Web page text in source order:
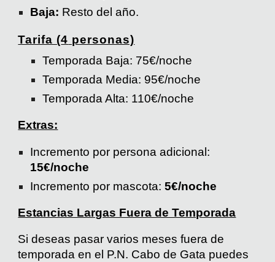
Baja: Resto del año.
Tarifa (4 personas)
Temporada Baja: 75€/noche
Temporada Media: 95€/noche
Temporada Alta: 110€/noche
Extras:
Incremento por persona adicional:
15€/noche
Incremento por mascota:5€/noche
Estancias Largas Fuera de Temporada
Si deseas pasar varios meses fuera de
temporada en el P.N. Cabo de Gata puedes